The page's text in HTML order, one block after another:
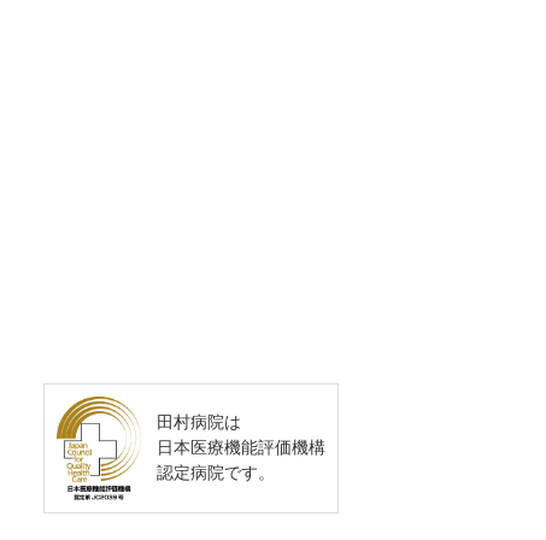
田村病院は
日本医療機能評価機構
認定病院です。